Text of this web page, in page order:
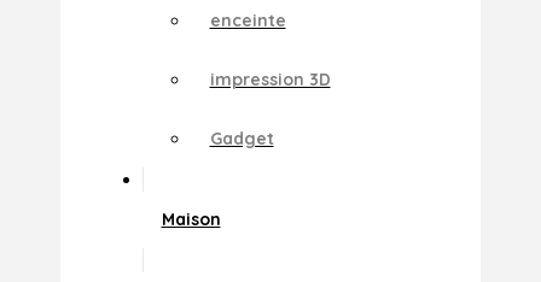
enceinte
impression 3D
Gadget
Maison